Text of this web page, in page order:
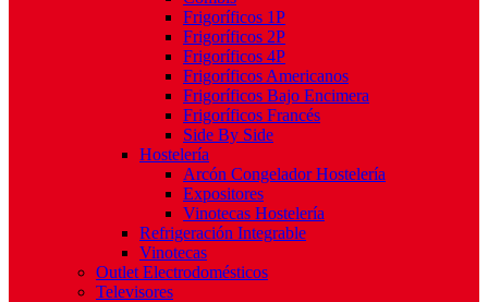
Frigoríficos 1P
Frigoríficos 2P
Frigoríficos 4P
Frigoríficos Americanos
Frigoríficos Bajo Encimera
Frigoríficos Francés
Side By Side
Hostelería
Arcón Congelador Hostelería
Expositores
Vinotecas Hostelería
Refrigeración Integrable
Vinotecas
Outlet Electrodomésticos
Televisores